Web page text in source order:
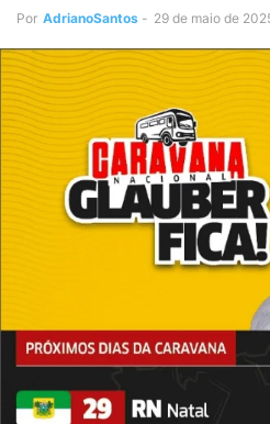
Por AdrianoSantos - 29 de maio de